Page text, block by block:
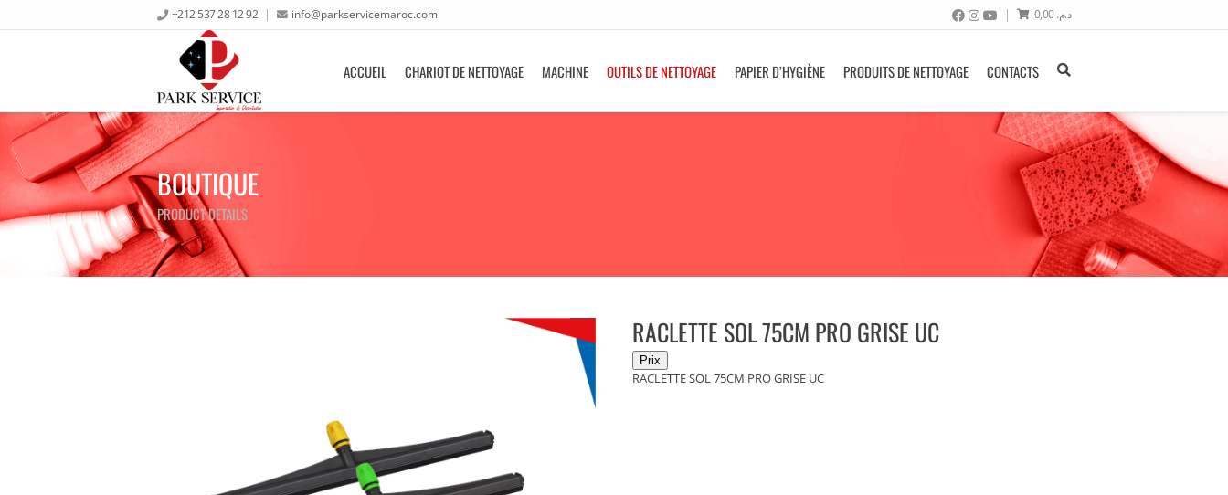
+212 537 28 12 92 info@parkservicemaroc.com د.م.0,00
ACCUEIL CHARIOT DE NETTOYAGE MACHINE OUTILS DE NETTOYAGE PAPIER D’HYGIÈNE PRODUITS DE NETTOYAGE CONTACTS
BOUTIQUE
PRODUCT DETAILS
RACLETTE SOL 75CM PRO GRISE UC
RACLETTE SOL 75CM PRO GRISE UC